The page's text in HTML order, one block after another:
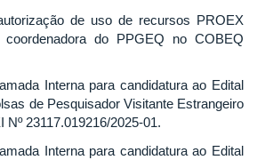
de uso de recursos PROEX
coordenadora do PPGEQ no COBEQ
Interna para candidatura ao Edital
de Pesquisador Visitante Estrangeiro
23117.019216/2025-01.
Interna para candidatura ao Edital